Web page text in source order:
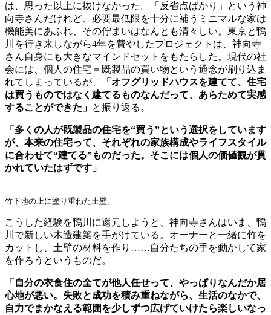
は、思った以上に抜けなかった。「反省点ばかり」という神
向寺さんだけれど、必要最低限を十分に補うミニマルな家は
機能美にあふれ、その佇まいはなんとも清々しい。東京と鴨
川を行き来しながら4年を費やしたプロジェクトは、神向寺
さん自身にも大きなマインドセットをもたらした。現代の社
会には、個人の住宅＝既製品の買い物という通念が刷り込ま
れてしまっているが、
「オフグリッドハウスを建てて、住宅
は買うものではなく建てるものなんだって、あらためて実感
することができた」 と振り返る。
「多くの人が既製品の住宅を“買う”という選択をしています
が、本来の住宅って、それぞれの家族構成やライフスタイル
に合わせて“建てる”ものだった。そこには個人の価値観が貫
かれていたはずです」
竹下地の上に塗り重ねた土壁。
こうした経験を鴨川に還元しようと、神向寺さんはいま、鴨
川で新しい木造建築を手がけている。オーナーと一緒に竹を
カットし、土壁の材料を作り……自分たちの手を動かして家
を作ろうというものだ。
「自分の衣食住の全てが他人任せって、やっぱりなんだか居
心地が悪い。失敗と成功を積み重ねながら、生活のなかで、
自力でまかなえる範囲を少しずつ広げていけたら楽しいなっ